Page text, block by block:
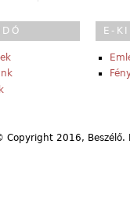
E-
Copyright 2016,